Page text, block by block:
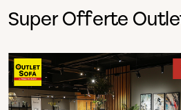
Super Offerte